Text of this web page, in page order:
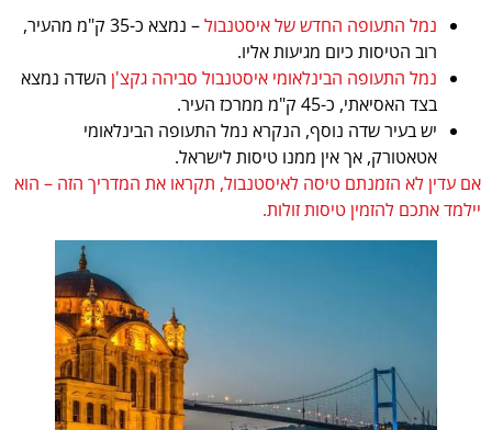
נמל התעופה החדש של איסטנבול
– נמצא כ-35 ק"מ מהעיר,
רוב הטיסות כיום מגיעות אליו.
נמל התעופה הבינלאומי איסטנבול סביהה גקצ'ן השדה נמצא
בצד האסיאתי, כ-45 ק"מ ממרכז העיר.
יש בעיר שדה נוסף, הנקרא נמל התעופה הבינלאומי
אטאטורק, אך אין ממנו טיסות לישראל.
אם עדין לא הזמנתם טיסה לאיסטנבול, תקראו את המדריך הזה – הוא
יילמד אתכם להזמין טיסות זולות.